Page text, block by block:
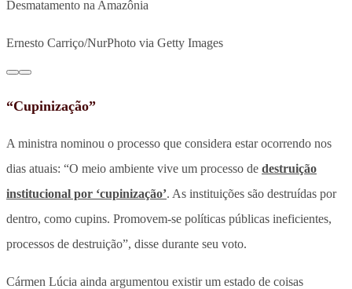
Desmatamento na Amazônia
Ernesto Carriço/NurPhoto via Getty Images
“Cupinização”
A ministra nominou o processo que considera estar ocorrendo nos
dias atuais: “O meio ambiente vive um processo de destruição
institucional por ‘cupinização’. As instituições são destruídas por
dentro, como cupins. Promovem-se políticas públicas ineficientes,
processos de destruição”, disse durante seu voto.
Cármen Lúcia ainda argumentou existir um estado de coisas